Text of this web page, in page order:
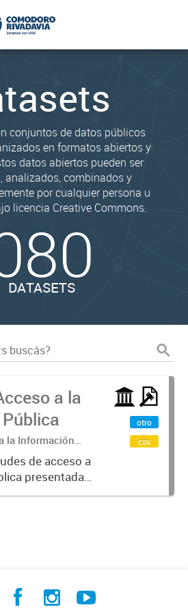
conjuntos de datos públicos
en formatos abiertos y
datos abiertos pueden ser
analizados, combinados y
por cualquier persona u
licencia Creative Commons.
DATASETS
a la
la Información
de acceso a
presentadas
de la
otro
csv